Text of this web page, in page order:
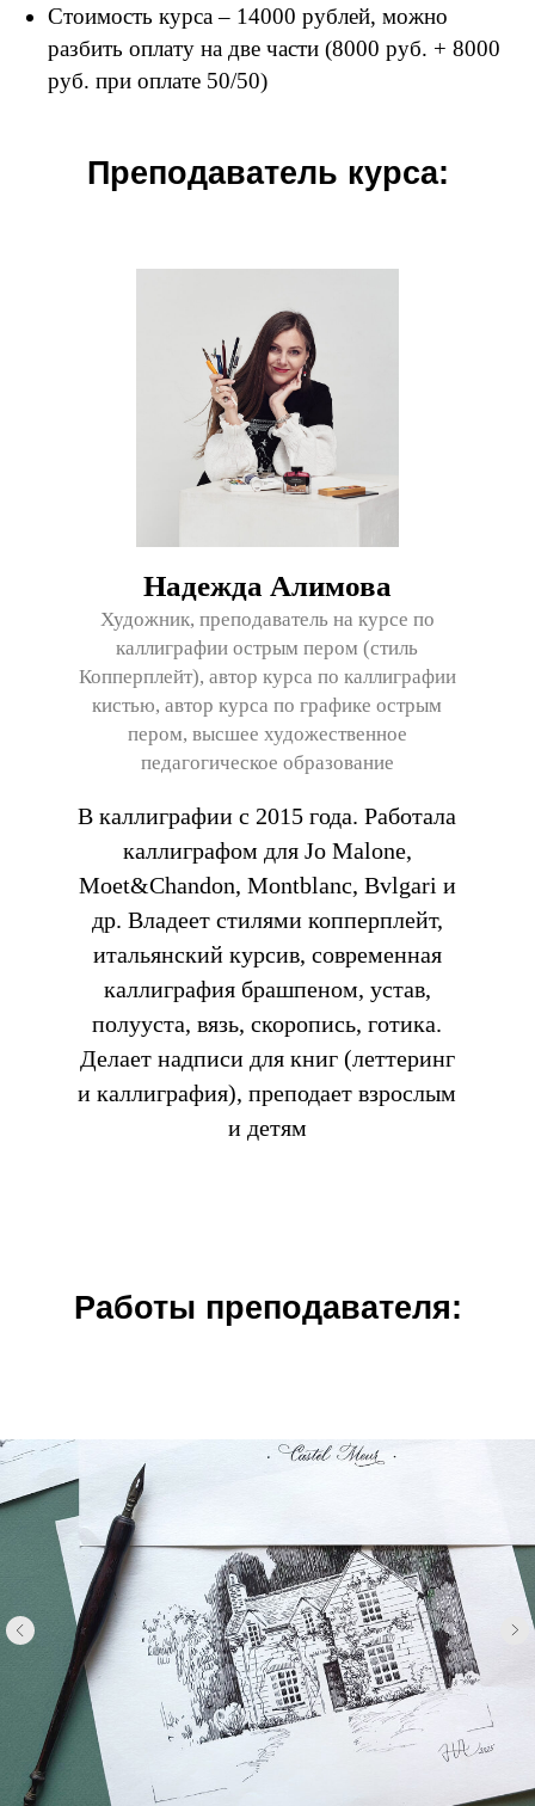
Стоимость курса – 14000 рублей, можно
разбить оплату на две части (8000 руб. + 8000
руб. при оплате 50/50)
Надежда Алимова
Художник, преподаватель на курсе по
каллиграфии острым пером (стиль
Копперплейт), автор курса по каллиграфии
кистью, автор курса по графике острым
пером, высшее художественное
педагогическое образование
В каллиграфии с 2015 года. Работала
каллиграфом для Jo Malone,
Moet&Chandon, Montblanc, Bvlgari и
др. Владеет стилями копперплейт,
итальянский курсив, современная
каллиграфия брашпеном, устав,
полууста, вязь, скоропись, готика.
Делает надписи для книг (леттеринг
и каллиграфия), преподает взрослым
и детям